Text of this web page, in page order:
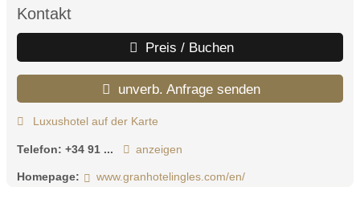
Kontakt
Preis / Buchen
unverb. Anfrage senden
Luxushotel auf der Karte
Telefon: +34 91 ... anzeigen
Homepage: www.granhotelingles.com/en/